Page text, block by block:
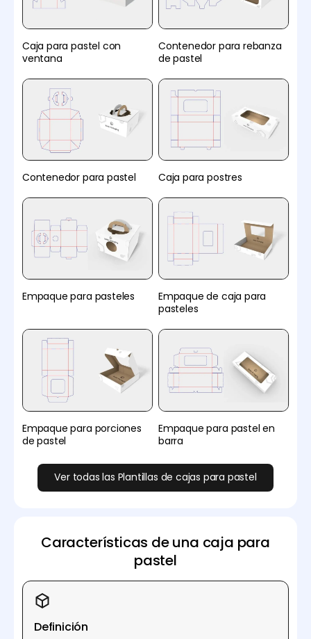
Caja para pastel con
ventana
Contenedor para rebanza
de pastel
Contenedor para pastel Caja para postres
Empaque para pasteles
Empaque de caja para
pasteles
Empaque para porciones
de pastel
Empaque para pastel en
barra
Ver todas las Plantillas de cajas para pastel
Características de una caja para
pastel
Definición